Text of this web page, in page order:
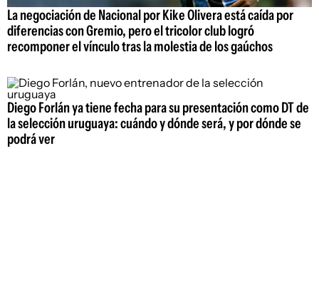
La negociación de Nacional por Kike Olivera está caída por
diferencias con Gremio, pero el tricolor club logró
recomponer el vínculo tras la molestia de los gaúchos
Diego Forlán ya tiene fecha para su presentación como DT de
la selección uruguaya: cuándo y dónde será, y por dónde se
podrá ver